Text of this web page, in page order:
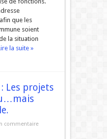
que les
soient
la situation
la suite »
: Les projets
commentaire